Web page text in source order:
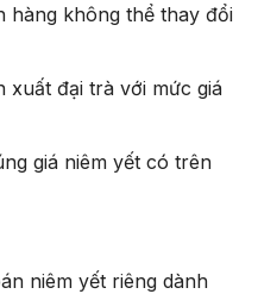
hàng không thể thay đổi
xuất đại trà với mức giá
giá niêm yết có trên
niêm yết riêng dành